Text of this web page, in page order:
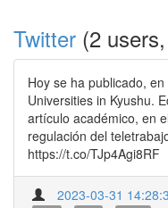
Twitter (2
Hoy se ha publicado,
Universities in Kyushu.
artículo académico, en
regulación del
https://t.co/TJp4Agi8RF
2023-03-31